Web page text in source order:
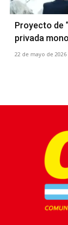
Proyecto de
privada
22 de mayo de 2026